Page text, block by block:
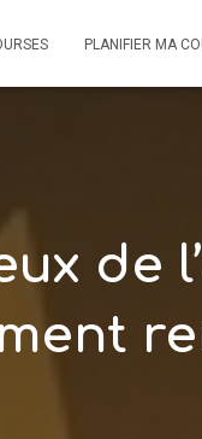
PLANIFIER MA
de